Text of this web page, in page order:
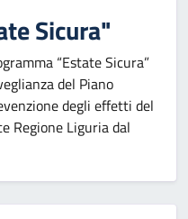
Sicura"
“Estate Sicura”
del Piano
degli effetti del
Regione Liguria dal